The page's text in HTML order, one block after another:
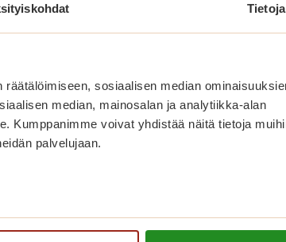
Tietoja
sosiaalisen median
median, mainosalan ja analytiikka-alan
Kumppanimme voivat yhdistää näitä tietoja
palvelujaan.